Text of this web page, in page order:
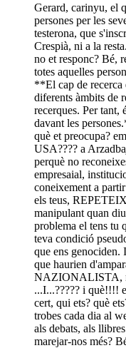
Gerard, carinyu, el
persones per les
testerona, que
Crespià, ni a la
no et responc? Bé,
totes aquelles
**El cap de recerca
diferents àmbits de
recerques. Per tant,
davant les
què et preocupa?
USA???? a
perquè no
empresaial,
coneixement a
els teus,
manipulant quan
problema el tens tu
teva condició
que ens genociden.
que haurien
NAZIONALISTA,
...I...????? i què!!!!
cert, qui ets? què
trobes cada dia al
als debats, als
marejar-nos més?